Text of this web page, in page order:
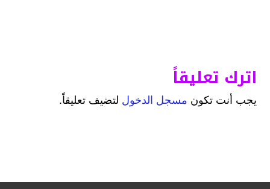
اترك تعليقاً
يجب أنت تكون مسجل الدخول لتضيف تعليقاً.